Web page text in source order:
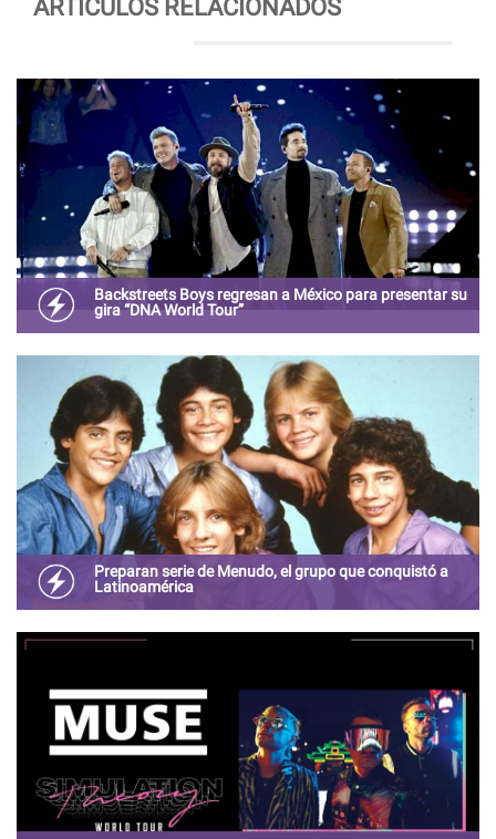
ARTÍCULOS RELACIONADOS
Backstreets Boys regresan a México para presentar su
gira “DNA World Tour”
más de 140 millones de copias en todo el mundo regresa
a México.
Preparan serie de Menudo, el grupo que conquistó a
Latinoamérica
con algunos de los intergrantes de Menudo